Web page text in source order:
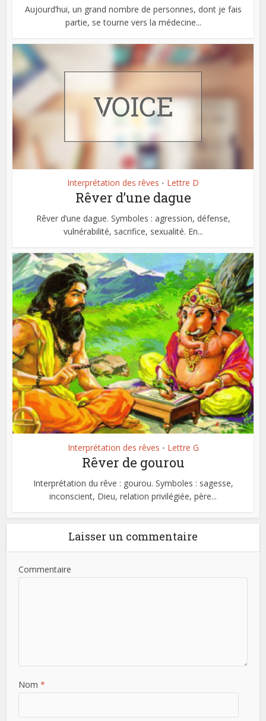
Aujourd’hui, un grand nombre de personnes, dont je fais
partie, se tourne vers la médecine...
Interprétation des rêves • Lettre D
Rêver d’une dague
Rêver d’une dague. Symboles : agression, défense,
vulnérabilité, sacrifice, sexualité. En...
Interprétation des rêves • Lettre G
Rêver de gourou
Interprétation du rêve : gourou. Symboles : sagesse,
inconscient, Dieu, relation privilégiée, père...
Laisser un commentaire
Commentaire
Nom*